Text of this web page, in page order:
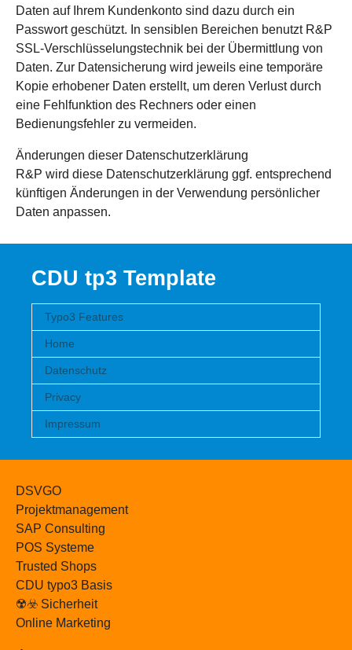
Daten auf Ihrem Kundenkonto sind dazu durch ein
Passwort geschützt. In sensiblen Bereichen benutzt R&P
SSL-Verschlüsselungstechnik bei der Übermittlung von
Daten. Zur Datensicherung wird jeweils eine temporäre
Kopie erhobener Daten erstellt, um deren Verlust durch
eine Fehlfunktion des Rechners oder einen
Bedienungsfehler zu vermeiden.
Änderungen dieser Datenschutzerklärung
R&P wird diese Datenschutzerklärung ggf. entsprechend
künftigen Änderungen in der Verwendung persönlicher
Daten anpassen.
CDU tp3 Template
Typo3 Features
Home
Datenschutz
Privacy
Impressum
DSVGO
Projektmanagement
SAP Consulting
POS Systeme
Trusted Shops
CDU typo3 Basis
☢️☣️ Sicherheit
Online Marketing